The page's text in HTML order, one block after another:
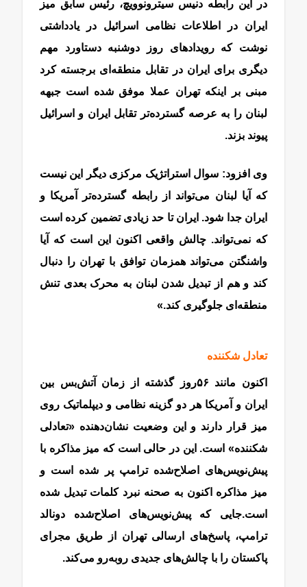
در این رابطه دنیس سیترونوویچ، رئیس سابق میز
ایران در اطلاعات نظامی اسرائیل در یادداشتی
نوشت که رویدادهای روز دوشنبه دستاورد مهم
دیگری برای ایران در تقابل منطقه‌ای برجسته کرد
مبنی بر اینکه تهران عملا موفق شده است جبهه
لبنان را به عرصه گسترده‌تر تقابل ایران و اسرائیل
پیوند بزند.
وی افزود: سوال استراتژیک مرکزی دیگر این نیست
که آیا لبنان می‌تواند از رابطه گسترده‌تر آمریکا و
ایران جدا شود. ایران تا حد زیادی تضمین کرده است
که نمی‌تواند. چالش واقعی اکنون این است که آیا
واشنگتن می‌تواند همزمان توافق با تهران را دنبال
کند و هم از تبدیل شدن لبنان به محرک بعدی تنش
منطقه‌ای جلوگیری کند.»
تعادل شکننده
اکنون مانند ۵۶روز گذشته از زمان آتش‌بس بین
ایران و آمریکا هر دو گزینه نظامی و دیپلماتیک روی
میز قرار دارند و این وضعیت نشان‌دهنده «تعادلی
شکننده» است. این در حالی است که میز مذاکره با
پیش‌نویس‌های اصلاح‌شده ترامپ پر شده است و
میز مذاکره اکنون به صحنه نبرد کلمات تبدیل شده
است.جایی که پیش‌نویس‌های اصلاح‌شده دونالد
ترامپ، پاسخ‌های ارسالی تهران از طریق مجرای
پاکستان را با چالش‌های جدیدی روبه‌رو می‌کند.